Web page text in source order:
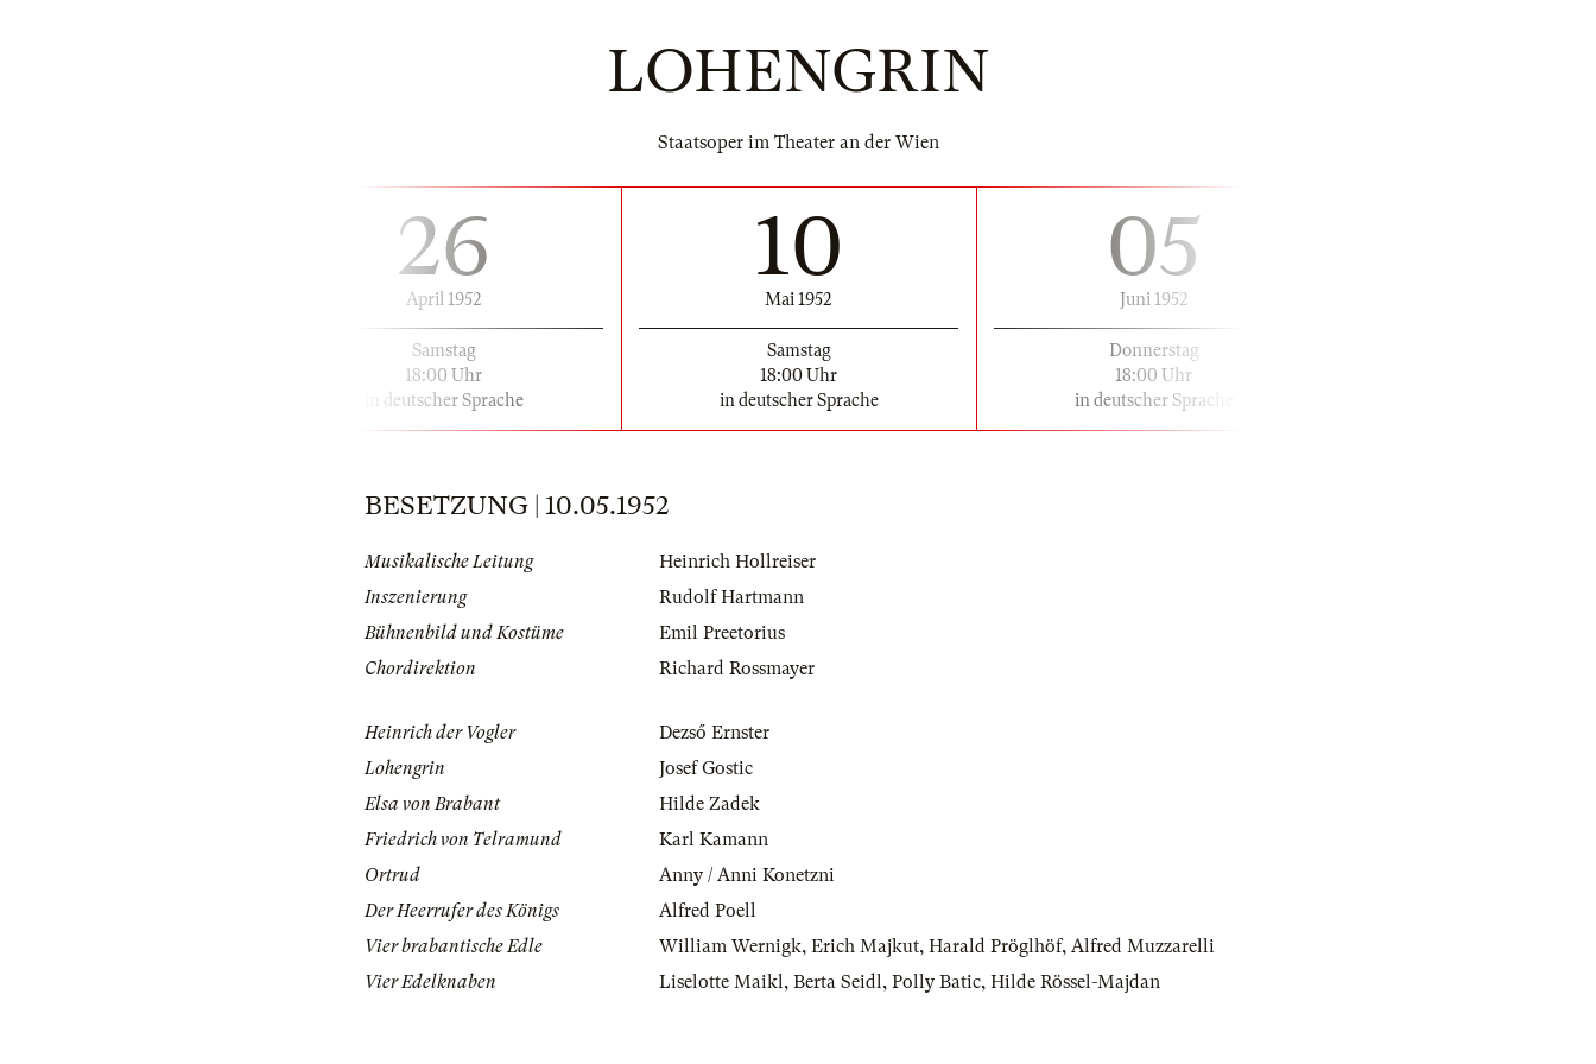
LOHENGRIN
Staatsoper im Theater an der Wien
26
April 1952
Samstag
18:00 Uhr
in deutscher Sprache
10
Mai 1952
Samstag
18:00 Uhr
in deutscher Sprache
05
Juni 1952
Donnerstag
18:00 Uhr
in deutscher Sprache
BESETZUNG | 10.05.1952
Musikalische Leitung
Heinrich Hollreiser
Inszenierung
Rudolf Hartmann
Bühnenbild und Kostüme
Emil Preetorius
Chordirektion
Richard Rossmayer
Heinrich der Vogler
Dezső Ernster
Lohengrin
Josef Gostic
Elsa von Brabant
Hilde Zadek
Friedrich von Telramund
Karl Kamann
Ortrud
Anny / Anni Konetzni
Der Heerrufer des Königs
Alfred Poell
Vier brabantische Edle
William Wernigk, Erich Majkut, Harald Pröglhöf, Alfred Muzzarelli
Vier Edelknaben
Liselotte Maikl, Berta Seidl, Polly Batic, Hilde Rössel-Majdan